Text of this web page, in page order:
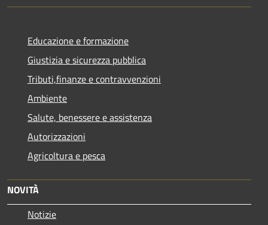
Educazione e formazione
Giustizia e sicurezza pubblica
Tributi,finanze e contravvenzioni
Ambiente
Salute, benessere e assistenza
Autorizzazioni
Agricoltura e pesca
NOVITÀ
Notizie